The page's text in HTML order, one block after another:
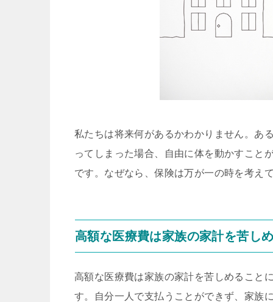
私たちは将来何があるかわかりません。あ
ってしまった場合、自由に体を動かすこと
です。なぜなら、保険は万が一の時を考え
高額な医療費は家族の家計を苦し
高額な医療費は家族の家計を苦しめること
す。自分一人で支払うことができず、家族